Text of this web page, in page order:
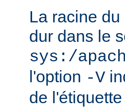
La racine
dur dans le
sys:/
l'option -V
de l'étiquette